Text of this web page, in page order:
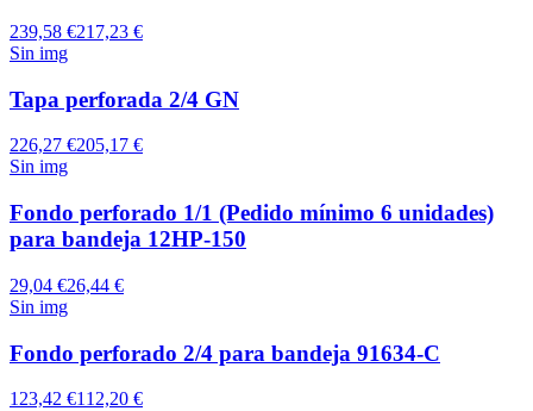
239,58 €217,23 €
Sin img
Tapa perforada 2/4 GN
226,27 €205,17 €
Sin img
Fondo perforado 1/1 (Pedido mínimo 6 unidades)
para bandeja 12HP-150
29,04 €26,44 €
Sin img
Fondo perforado 2/4 para bandeja 91634-C
123,42 €112,20 €